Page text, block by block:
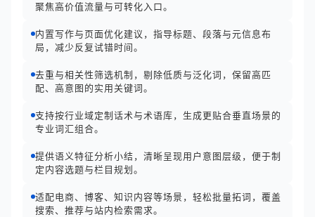
聚焦高价值流量与可转化入口。
内置写作与页面优化建议，指导标题、段落与元信息布
局，减少反复试错时间。
去重与相关性筛选机制，剔除低质与泛化词，保留高匹
配、高意图的实用关键词。
支持按行业域定制话术与术语库，生成更贴合垂直场景的
专业词汇组合。
提供语义特征分析小结，清晰呈现用户意图层级，便于制
定内容选题与栏目规划。
适配电商、博客、知识内容等场景，轻松批量拓词，覆盖
搜索、推荐与站内检索需求。